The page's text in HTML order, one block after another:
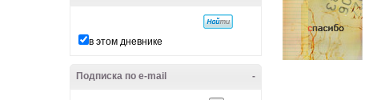
в этом дневнике
-
Подписка по e-mail